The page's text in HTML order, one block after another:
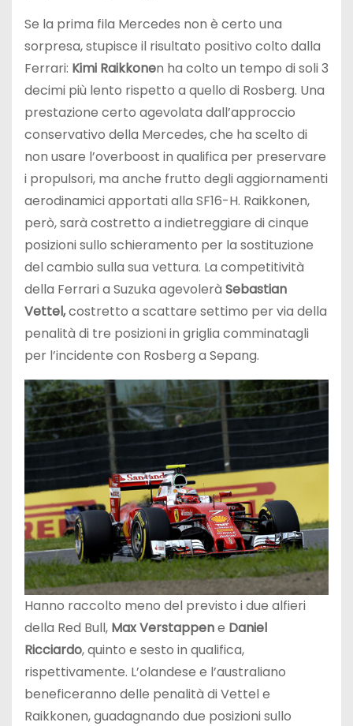
Se la prima fila Mercedes non è certo una
sorpresa, stupisce il risultato positivo colto dalla
Ferrari: Kimi Raikkonen ha colto un tempo di soli 3
decimi più lento rispetto a quello di Rosberg. Una
prestazione certo agevolata dall’approccio
conservativo della Mercedes, che ha scelto di
non usare l’overboost in qualifica per preservare
i propulsori, ma anche frutto degli aggiornamenti
aerodinamici apportati alla SF16-H. Raikkonen,
però, sarà costretto a indietreggiare di cinque
posizioni sullo schieramento per la sostituzione
del cambio sulla sua vettura. La competitività
della Ferrari a Suzuka agevolerà Sebastian
Vettel,costretto a scattare settimo per via della
penalità di tre posizioni in griglia comminatagli
per l’incidente con Rosberg a Sepang.
Hanno raccolto meno del previsto i due alfieri
della Red Bull, Max Verstappene Daniel
Ricciardo, quinto e sesto in qualifica,
rispettivamente. L’olandese e l’australiano
beneficeranno delle penalità di Vettel e
Raikkonen, guadagnando due posizioni sullo